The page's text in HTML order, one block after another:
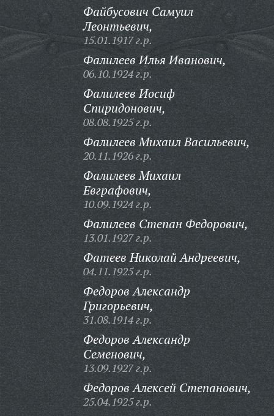
Файбусович Самуил
Леонтьевич,
15.01.1917 г.р.
Фалилеев Илья Иванович,
06.10.1924 г.р.
Фалилеев Иосиф
Спиридонович,
08.08.1925 г.р.
Фалилеев Михаил Васильевич,
20.11.1926 г.р.
Фалилеев Михаил
Евграфович,
10.09.1924 г.р.
Фалилеев Степан Федорович,
13.01.1927 г.р.
Фатеев Николай Андреевич,
04.11.1925 г.р.
Федоров Александр
Григорьевич,
31.08.1914 г.р.
Федоров Александр
Семенович,
13.09.1927 г.р.
Федоров Алексей Степанович,
25.04.1925 г.р.